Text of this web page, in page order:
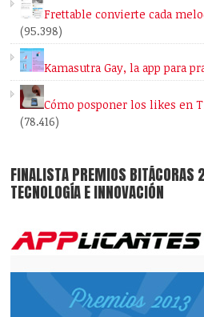
Frettable convierte cada
(95.398)
Kamasutra Gay, la app para
Cómo posponer los likes en
(78.416)
FINALISTA PREMIOS BITÁCORAS
TECNOLOGÍA E INNOVACIÓN